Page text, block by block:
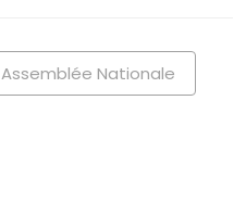
Assemblée Nationale